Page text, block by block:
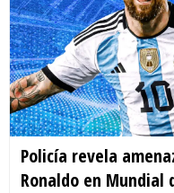
Policía revela
Ronaldo en Mundial